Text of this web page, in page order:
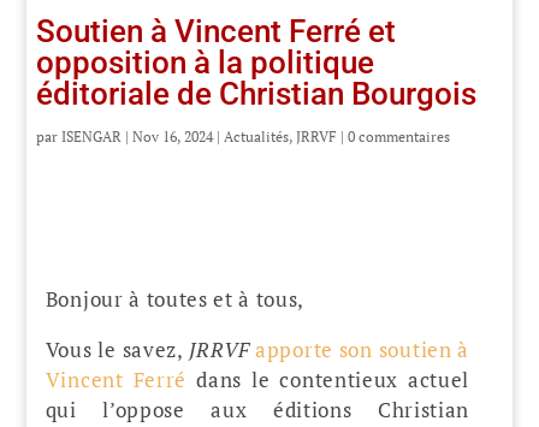
Soutien à Vincent Ferré et
opposition à la politique
éditoriale de Christian Bourgois
parISENGAR |Nov 16, 2024| Actualités,JRRVF |0 commentaires
Bonjour à toutes et à tous,
Vous le savez, JRRVF apporte son soutien à
Vincent Ferré dans le contentieux actuel
qui l’oppose aux éditions Christian